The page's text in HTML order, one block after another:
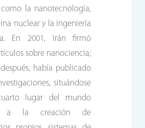
la nanotecnología,
nuclear y la ingeniería
En 2001, Irán firmó
sobre nanociencia;
había publicado
situándose
lugar del mundo
a la creación de